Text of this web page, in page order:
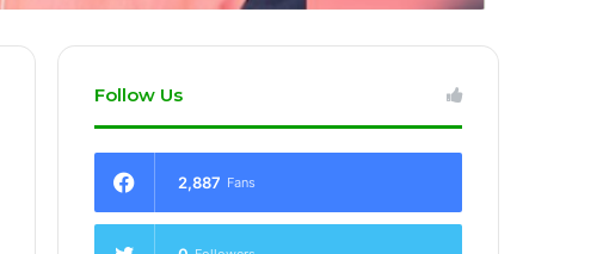
Follow Us
2,887 Fans